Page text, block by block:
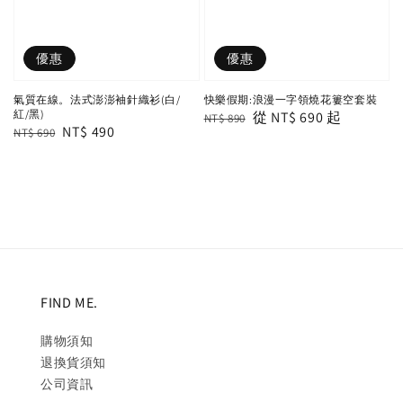
優惠
氣質在線。法式澎澎袖針織衫(白/
紅/黑)
Regular
NT$ 690 Sale
NT$ 490
優惠
快樂假期:浪漫一字領燒花簍空套裝
Regular
NT$ 890 Sale
從 NT$ 690 起
FIND ME.
購物須知
退換貨須知
公司資訊